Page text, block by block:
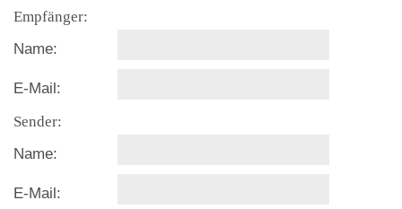
Empfänger:
Name:
E-Mail:
Sender:
Name:
E-Mail: